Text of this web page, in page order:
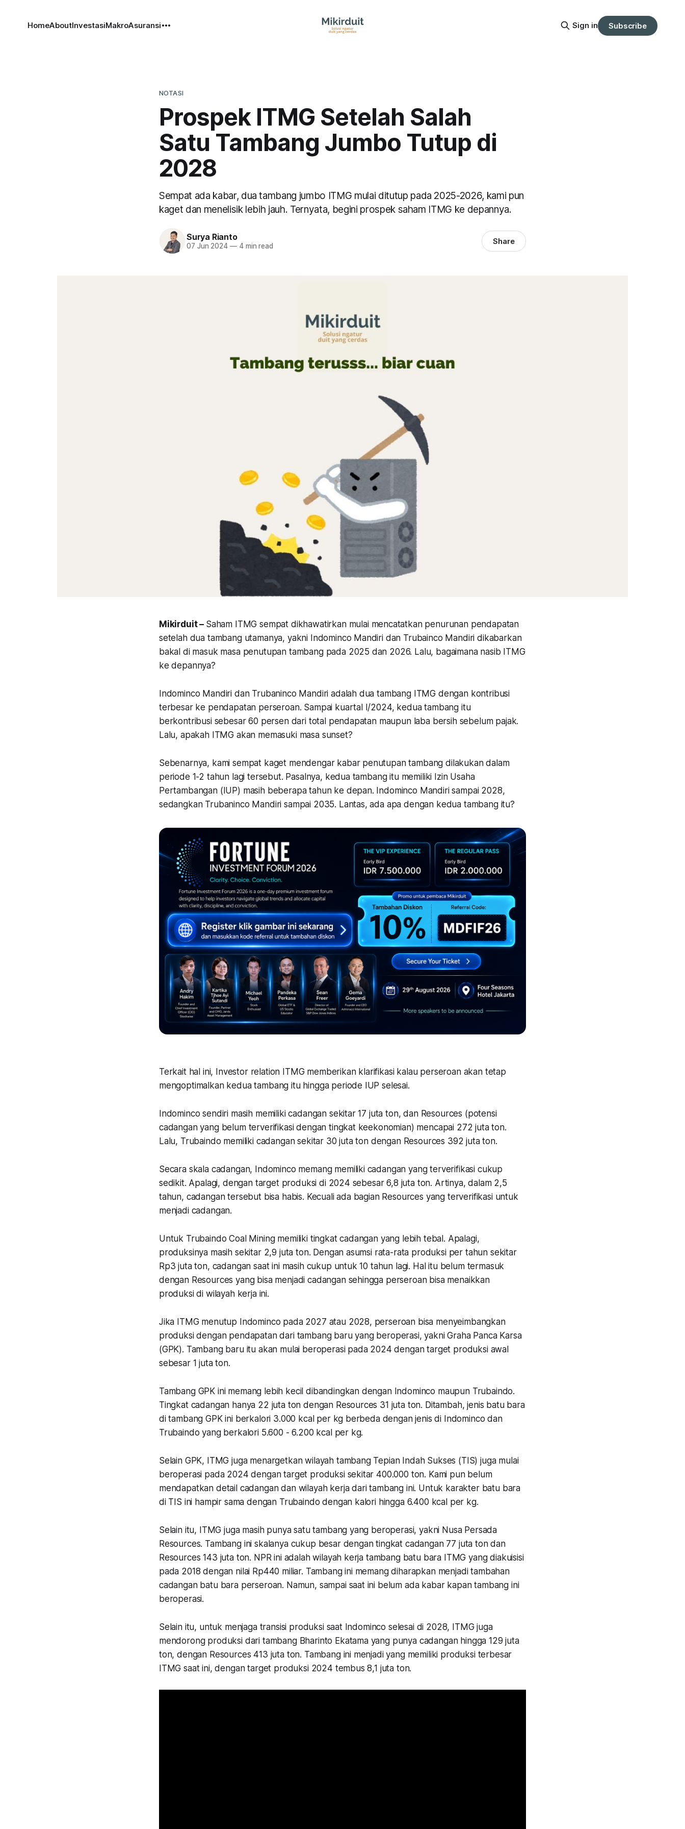
HomeAboutInvestasiMakroAsuransi Sign in Subscribe
NOTASI
Prospek ITMG Setelah Salah
Satu Tambang Jumbo Tutup di
2028
Sempat ada kabar, dua tambang jumbo ITMG mulai ditutup pada 2025-2026, kami pun
kaget dan menelisik lebih jauh. Ternyata, begini prospek saham ITMG ke depannya.
Surya Rianto
07 Jun 2024 —4 min read Share
Mikirduit – Saham ITMG sempat dikhawatirkan mulai mencatatkan penurunan pendapatan
setelah dua tambang utamanya, yakni Indominco Mandiri dan Trubainco Mandiri dikabarkan
bakal di masuk masa penutupan tambang pada 2025 dan 2026. Lalu, bagaimana nasib ITMG
ke depannya?
Indominco Mandiri dan Trubaninco Mandiri adalah dua tambang ITMG dengan kontribusi
terbesar ke pendapatan perseroan. Sampai kuartal I/2024, kedua tambang itu
berkontribusi sebesar 60 persen dari total pendapatan maupun laba bersih sebelum pajak.
Lalu, apakah ITMG akan memasuki masa sunset?
Sebenarnya, kami sempat kaget mendengar kabar penutupan tambang dilakukan dalam
periode 1-2 tahun lagi tersebut. Pasalnya, kedua tambang itu memiliki Izin Usaha
Pertambangan (IUP) masih beberapa tahun ke depan. Indominco Mandiri sampai 2028,
sedangkan Trubaninco Mandiri sampai 2035. Lantas, ada apa dengan kedua tambang itu?
Terkait hal ini, Investor relation ITMG memberikan klarifikasi kalau perseroan akan tetap
mengoptimalkan kedua tambang itu hingga periode IUP selesai.
Indominco sendiri masih memiliki cadangan sekitar 17 juta ton, dan Resources (potensi
cadangan yang belum terverifikasi dengan tingkat keekonomian) mencapai 272 juta ton.
Lalu, Trubaindo memiliki cadangan sekitar 30 juta ton dengan Resources 392 juta ton.
Secara skala cadangan, Indominco memang memiliki cadangan yang terverifikasi cukup
sedikit. Apalagi, dengan target produksi di 2024 sebesar 6,8 juta ton. Artinya, dalam 2,5
tahun, cadangan tersebut bisa habis. Kecuali ada bagian Resources yang terverifikasi untuk
menjadi cadangan.
Untuk Trubaindo Coal Mining memiliki tingkat cadangan yang lebih tebal. Apalagi,
produksinya masih sekitar 2,9 juta ton. Dengan asumsi rata-rata produksi per tahun sekitar
Rp3 juta ton, cadangan saat ini masih cukup untuk 10 tahun lagi. Hal itu belum termasuk
dengan Resources yang bisa menjadi cadangan sehingga perseroan bisa menaikkan
produksi di wilayah kerja ini.
Jika ITMG menutup Indominco pada 2027 atau 2028, perseroan bisa menyeimbangkan
produksi dengan pendapatan dari tambang baru yang beroperasi, yakni Graha Panca Karsa
(GPK). Tambang baru itu akan mulai beroperasi pada 2024 dengan target produksi awal
sebesar 1 juta ton.
Tambang GPK ini memang lebih kecil dibandingkan dengan Indominco maupun Trubaindo.
Tingkat cadangan hanya 22 juta ton dengan Resources 31 juta ton. Ditambah, jenis batu bara
di tambang GPK ini berkalori 3.000 kcal per kg berbeda dengan jenis di Indominco dan
Trubaindo yang berkalori 5.600 - 6.200 kcal per kg.
Selain GPK, ITMG juga menargetkan wilayah tambang Tepian Indah Sukses (TIS) juga mulai
beroperasi pada 2024 dengan target produksi sekitar 400.000 ton. Kami pun belum
mendapatkan detail cadangan dan wilayah kerja dari tambang ini. Untuk karakter batu bara
di TIS ini hampir sama dengan Trubaindo dengan kalori hingga 6.400 kcal per kg.
Selain itu, ITMG juga masih punya satu tambang yang beroperasi, yakni Nusa Persada
Resources. Tambang ini skalanya cukup besar dengan tingkat cadangan 77 juta ton dan
Resources 143 juta ton. NPR ini adalah wilayah kerja tambang batu bara ITMG yang diakuisisi
pada 2018 dengan nilai Rp440 miliar. Tambang ini memang diharapkan menjadi tambahan
cadangan batu bara perseroan. Namun, sampai saat ini belum ada kabar kapan tambang ini
beroperasi.
Selain itu, untuk menjaga transisi produksi saat Indominco selesai di 2028, ITMG juga
mendorong produksi dari tambang Bharinto Ekatama yang punya cadangan hingga 129 juta
ton, dengan Resources 413 juta ton. Tambang ini menjadi yang memiliki produksi terbesar
ITMG saat ini, dengan target produksi 2024 tembus 8,1 juta ton.